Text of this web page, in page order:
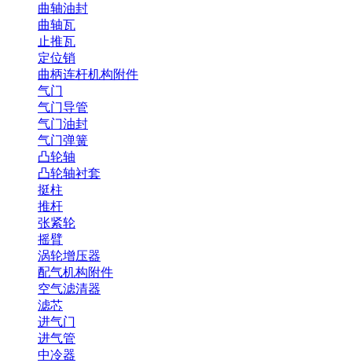
曲轴油封
曲轴瓦
止推瓦
定位销
曲柄连杆机构附件
气门
气门导管
气门油封
气门弹簧
凸轮轴
凸轮轴衬套
挺柱
推杆
张紧轮
摇臂
涡轮增压器
配气机构附件
空气滤清器
滤芯
进气门
进气管
中冷器